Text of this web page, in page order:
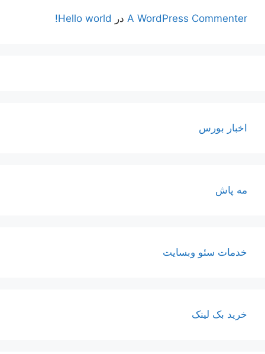
A WordPress Commenter در Hello world!
اخبار بورس
مه پاش
خدمات سئو وبسایت
خرید بک لینک